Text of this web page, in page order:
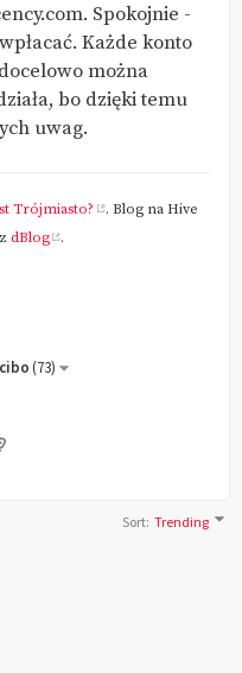
Spokojnie -
Każde konto
można
bo dzięki temu
uwag.
Trójmiasto?
. Blog na Hive
dBlog .
(73)
Sort:Trending